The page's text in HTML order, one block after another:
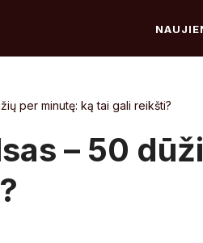
per minutę: ką tai gali reikšti?
– 50